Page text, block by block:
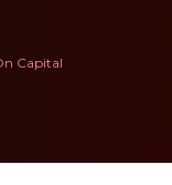
Capital